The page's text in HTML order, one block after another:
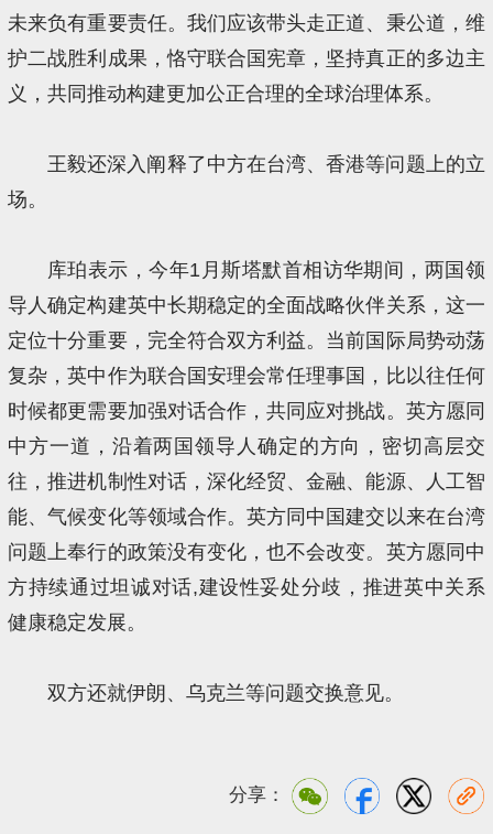
未来负有重要责任。我们应该带头走正道、秉公道，维
护二战胜利成果，恪守联合国宪章，坚持真正的多边主
义，共同推动构建更加公正合理的全球治理体系。
王毅还深入阐释了中方在台湾、香港等问题上的立
场。
库珀表示，今年1月斯塔默首相访华期间，两国领
导人确定构建英中长期稳定的全面战略伙伴关系，这一
定位十分重要，完全符合双方利益。当前国际局势动荡
复杂，英中作为联合国安理会常任理事国，比以往任何
时候都更需要加强对话合作，共同应对挑战。英方愿同
中方一道，沿着两国领导人确定的方向，密切高层交
往，推进机制性对话，深化经贸、金融、能源、人工智
能、气候变化等领域合作。英方同中国建交以来在台湾
问题上奉行的政策没有变化，也不会改变。英方愿同中
方持续通过坦诚对话,建设性妥处分歧，推进英中关系
健康稳定发展。
双方还就伊朗、乌克兰等问题交换意见。
分享：